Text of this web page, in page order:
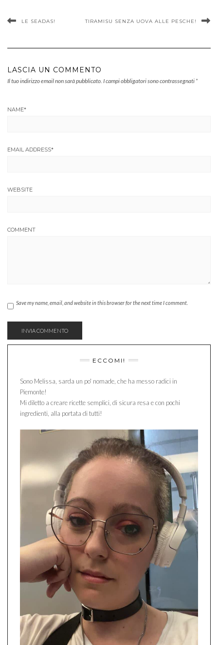
LE SEADAS! TIRAMISU SENZA UOVA ALLE PESCHE!
LASCIA UN COMMENTO
Il tuo indirizzo email non sarà pubblicato. I campi obbligatori sono contrassegnati *
NAME*
EMAIL ADDRESS*
WEBSITE
COMMENT
Save my name, email, and website in this browser for the next time I comment.
ECCOMI!
Sono Melissa, sarda un po' nomade, che ha messo radici in
Piemonte!
Mi diletto a creare ricette semplici, di sicura resa e con pochi
ingredienti, alla portata di tutti!